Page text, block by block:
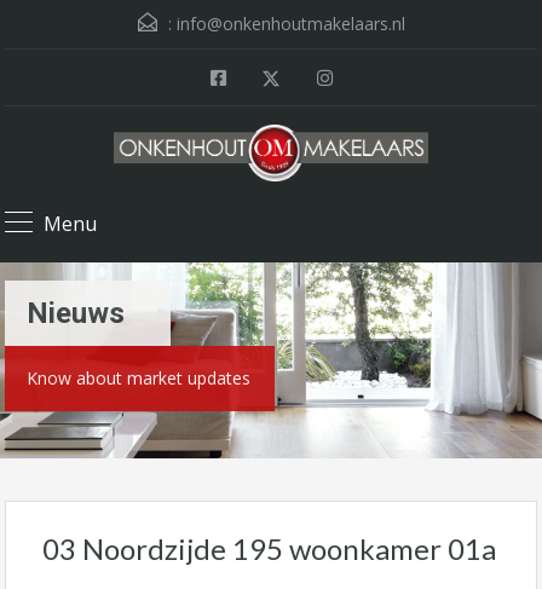
: info@onkenhoutmakelaars.nl
Menu
Nieuws
Know about market updates
03 Noordzijde 195 woonkamer 01a